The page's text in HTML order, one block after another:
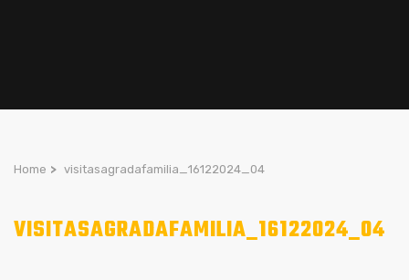
Home > visitasagradafamilia_16122024_04
VISITASAGRADAFAMILIA_16122024_04